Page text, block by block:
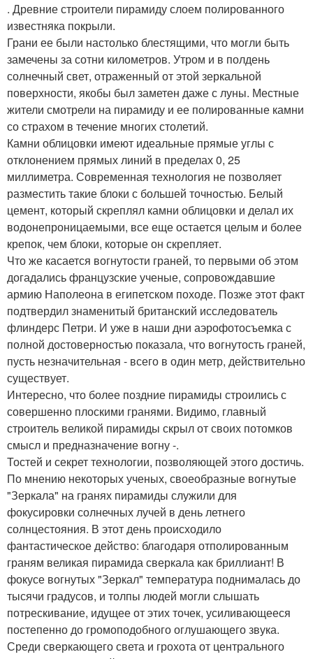
. Древние строители пирамиду слоем полированного
известняка покрыли.
Грани ее были настолько блестящими, что могли быть
замечены за сотни километров. Утром и в полдень
солнечный свет, отраженный от этой зеркальной
поверхности, якобы был заметен даже с луны. Местные
жители смотрели на пирамиду и ее полированные камни
со страхом в течение многих столетий.
Камни облицовки имеют идеальные прямые углы с
отклонением прямых линий в пределах 0, 25
миллиметра. Современная технология не позволяет
разместить такие блоки с большей точностью. Белый
цемент, который скреплял камни облицовки и делал их
водонепроницаемыми, все еще остается целым и более
крепок, чем блоки, которые он скрепляет.
Что же касается вогнутости граней, то первыми об этом
догадались французские ученые, сопровождавшие
армию Наполеона в египетском походе. Позже этот факт
подтвердил знаменитый британский исследователь
флиндерс Петри. И уже в наши дни аэрофотосъемка с
полной достоверностью показала, что вогнутость граней,
пусть незначительная - всего в один метр, действительно
существует.
Интересно, что более поздние пирамиды строились с
совершенно плоскими гранями. Видимо, главный
строитель великой пирамиды скрыл от своих потомков
смысл и предназначение вогну -.
Тостей и секрет технологии, позволяющей этого достичь.
По мнению некоторых ученых, своеобразные вогнутые
"Зеркала" на гранях пирамиды служили для
фокусировки солнечных лучей в день летнего
солнцестояния. В этот день происходило
фантастическое действо: благодаря отполированным
граням великая пирамида сверкала как бриллиант! В
фокусе вогнутых "Зеркал" температура поднималась до
тысячи градусов, и толпы людей могли слышать
потрескивание, идущее от этих точек, усиливающееся
постепенно до громоподобного оглушающего звука.
Среди сверкающего света и грохота от центрального